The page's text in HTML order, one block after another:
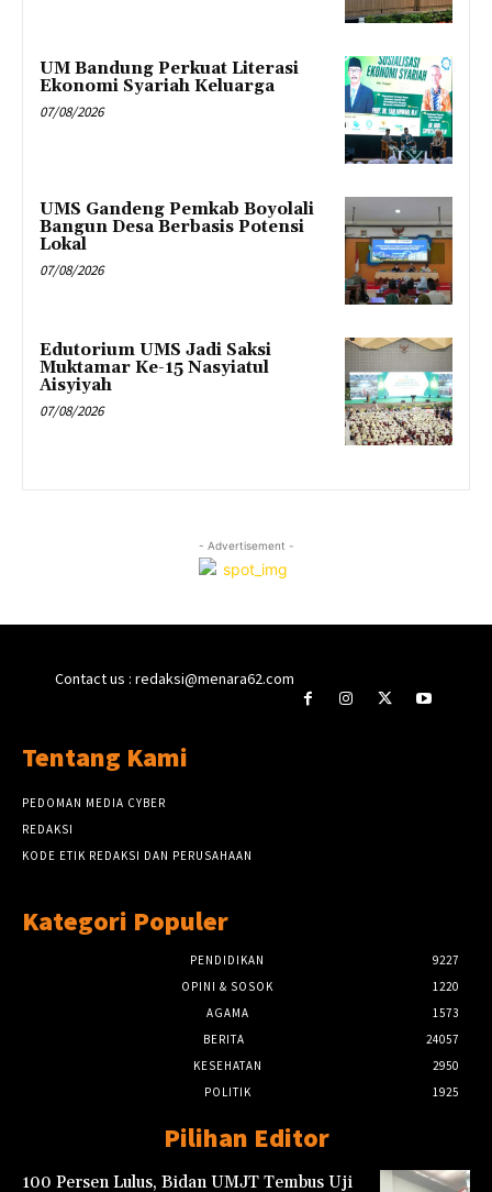
UM Bandung Perkuat Literasi
Ekonomi Syariah Keluarga
07/08/2026
UMS Gandeng Pemkab Boyolali
Bangun Desa Berbasis Potensi
Lokal
07/08/2026
Edutorium UMS Jadi Saksi
Muktamar Ke-15 Nasyiatul
Aisyiyah
07/08/2026
- Advertisement -
Contact us : redaksi@menara62.com
Tentang Kami
PEDOMAN MEDIA CYBER
REDAKSI
KODE ETIK REDAKSI DAN PERUSAHAAN
Kategori Populer
PENDIDIKAN
9227
OPINI & SOSOK
1220
AGAMA
1573
BERITA
24057
KESEHATAN
2950
POLITIK
1925
Pilihan Editor
100 Persen Lulus, Bidan UMJT Tembus Uji